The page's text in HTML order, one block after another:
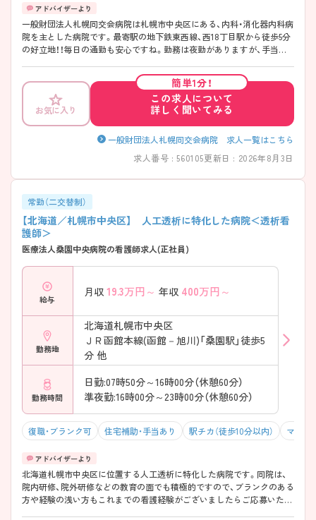
一般財団法人札幌同交会病院は札幌市中央区にある、内科・消化器内科病
院を主とした病院です。最寄駅の地下鉄東西線、西18丁目駅から徒歩5分
の好立地！！毎日の通勤も安心ですね。勤務は夜勤がありますが、手当て
です。しっかり働いてプライベートは充実させたい方におススメの職場
ですよ。ご興味がある方には面接対策などを含め、さらに詳しい内容を
ご案内させていただきますので、是非お気軽にお問い合わせください。
お気に入り
簡単1分！
この求人について
詳しく聞いてみる
一般財団法人札幌同交会病院 求人一覧はこちら
求人番号 : 560105更新日 : 2026年8月3日
常勤（二交替制）
【北海道／札幌市中央区】 人工透析に特化した病院＜透析看
護師＞
医療法人桑園中央病院の看護師求人(正社員)
給与
月収 19.3万円～ 年収 400万円～
勤務地
北海道札幌市中央区
ＪＲ函館本線(函館－旭川)「桑園駅」徒歩5
分 他
勤務時間
日勤:07時50分～16時00分（休憩60分）
準夜勤:16時00分～23時00分（休憩60分）
復職・ブランク可 住宅補助・手当あり 駅チカ（徒歩10分以内） マイカ
北海道札幌市中央区に位置する人工透析に特化した病院です。同院は、
院内研修、院外研修などの教育の面でも積極的ですので、ブランクのある
方や経験の浅い方もこれまでの看護経験がございましたらご応募いただ